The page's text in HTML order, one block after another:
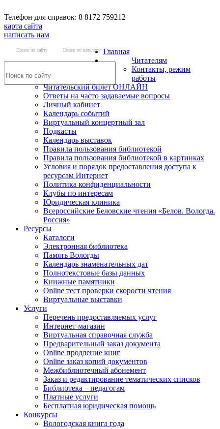
Телефон для справок: 8 8172 759212
карта сайта
написать нам
Поиск по сайту Поиск по каталогу Главная
Читателям
Контакты, режим
работы
Читательский билет ОНЛАЙН
Ответы на часто задаваемые вопросы
Личный кабинет
Календарь событий
Виртуальный концертный зал
Подкасты
Календарь выставок
Правила пользования библиотекой
Правила пользования библиотекой в картинках
Условия и порядок предоставления доступа к
ресурсам Интернет
Политика конфиденциальности
Клубы по интересам
Юридическая клиника
Всероссийские Беловские чтения «Белов. Вологда.
Россия»
Ресурсы
Каталоги
Электронная библиотека
Память Вологды
Календарь знаменательных дат
Полнотекстовые базы данных
Книжные памятники
Online тест проверки скорости чтения
Виртуальные выставки
Услуги
Перечень предоставляемых услуг
Интернет-магазин
Виртуальная справочная служба
Предварительный заказ документа
Online продление книг
Online заказ копий документов
Межбиблиотечный абонемент
Заказ и редактирование тематических списков
Библиотека – педагогам
Платные услуги
Бесплатная юридическая помощь
Конкурсы
Вологодская книга года